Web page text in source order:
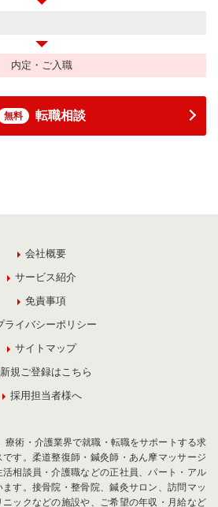
内定・ご入職
無料 転職相談
会社概要
サービス紹介
免責事項
ライバシーポリシー
サイトマップ
新規ご登録はこちら
採用担当者様へ
療術・介護業界で就職・転職をサポートする求
す。柔道整復師・鍼灸師・あん摩マッサージ
相談員・介護職などの正社員、パート・アル
す。接骨院・整骨院、鍼灸サロン、訪問マッ
ックなどの施設や、ご希望の年収・月給など